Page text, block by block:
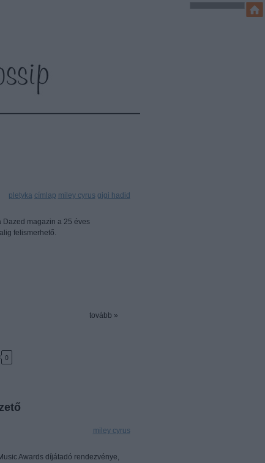
pletyka címlap miley cyrus gigi hadid
magazin a 25 éves
felismerhető.
tovább »
0
miley cyrus
Awards díjátadó rendezvénye,